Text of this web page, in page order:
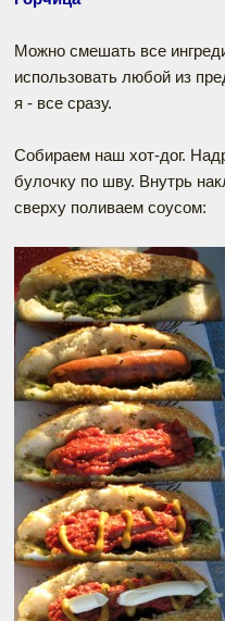
Можно смешать все
использовать любой из
я - все сразу.
Собираем наш хот-дог.
булочку по шву. Внутрь
сверху поливаем соусом: